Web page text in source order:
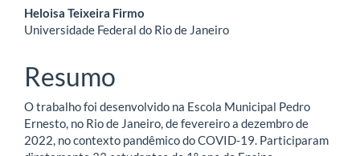
Heloisa Teixeira Firmo
Universidade Federal do Rio de Janeiro
Resumo
O trabalho foi desenvolvido na Escola Municipal Pedro
Ernesto, no Rio de Janeiro, de fevereiro a dezembro de
2022, no contexto pandêmico do COVID-19. Participaram